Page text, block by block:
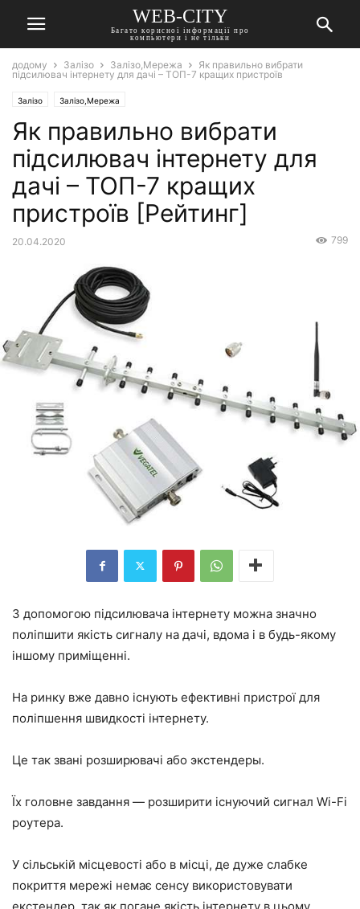
WEB-CITY
Багато корисної інформації про
компьютери і не тільки
додому Залізо Залізо,Мережа
Як правильно вибрати
підсилювач інтернету для дачі – ТОП-7 кращих пристроїв
Залізо Залізо,Мережа
Як правильно вибрати
підсилювач інтернету для
дачі – ТОП-7 кращих
пристроїв [Рейтинг]
20.04.2020 799
З допомогою підсилювача інтернету можна значно
поліпшити якість сигналу на дачі, вдома і в будь-якому
іншому приміщенні.
На ринку вже давно існують ефективні пристрої для
поліпшення швидкості інтернету.
Це так звані розширювачі або экстендеры.
Їх головне завдання — розширити існуючий сигнал Wi-Fi
роутера.
У сільській місцевості або в місці, де дуже слабке
покриття мережі немає сенсу використовувати